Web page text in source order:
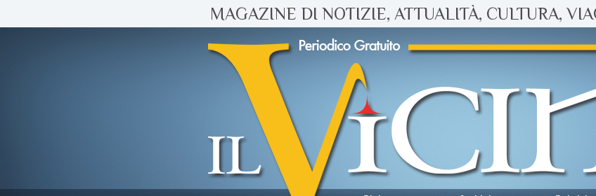
MAGAZINE DI NOTIZIE, ATTUALITÀ, CULTURA,